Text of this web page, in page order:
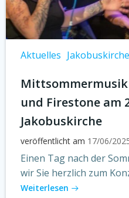
Aktuelles Jakobuskirche
und Firestone am
Jakobuskirche
veröffentlicht am 17/06/
Einen Tag nach der
wir Sie herzlich zum
Weiterlesen